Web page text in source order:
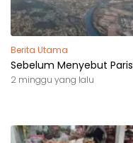
Berita Utama
Sebelum Menyebut Paris
2 minggu yang lalu